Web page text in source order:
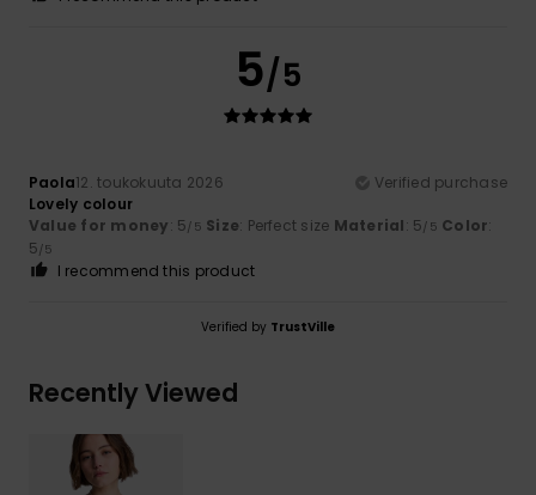
5/5
Paola12. toukokuuta 2026
Verified purchase
Lovely colour
Value for money: 5/5 Size: Perfect size Material: 5/5 Color:
5/5
I recommend this product
Verified by TrustVille
Recently Viewed